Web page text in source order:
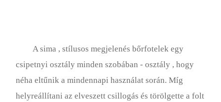
A sima , stílusos megjelenés bőrfotelek egy
csipetnyi osztály minden szobában - osztály , hogy
néha eltűnik a mindennapi használat során. Míg
helyreállítani az elveszett csillogás és törölgette a folt